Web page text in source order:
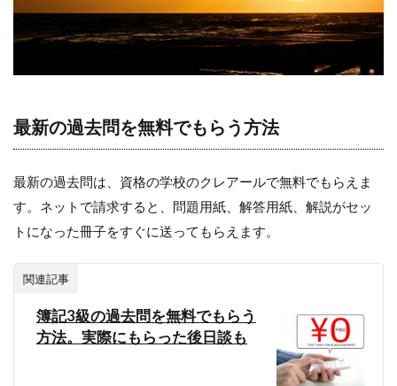
最新の過去問を無料でもらう方法
最新の過去問は、資格の学校のクレアールで無料でもらえま
す。ネットで請求すると、問題用紙、解答用紙、解説がセッ
トになった冊子をすぐに送ってもらえます。
関連記事
簿記3級の過去問を無料でもらう
方法。実際にもらった後日談も